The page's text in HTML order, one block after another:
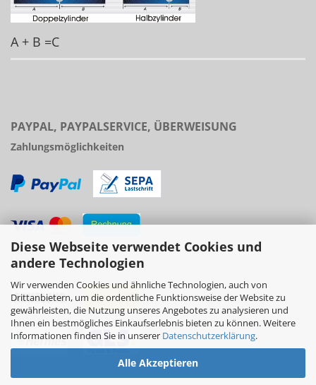
Diese Webseite verwendet Cookies und
andere Technologien
Wir verwenden Cookies und ähnliche Technologien, auch von
Drittanbietern, um die ordentliche Funktionsweise der Website zu
gewährleisten, die Nutzung unseres Angebotes zu analysieren und
Ihnen ein bestmögliches Einkaufserlebnis bieten zu können. Weitere
Informationen finden Sie in unserer Datenschutzerklärung.
Alle Akzeptieren
A + B =C
PAYPAL, PAYPALSERVICE, ÜBERWEISUNG
Zahlungsmöglichkeiten
Versand